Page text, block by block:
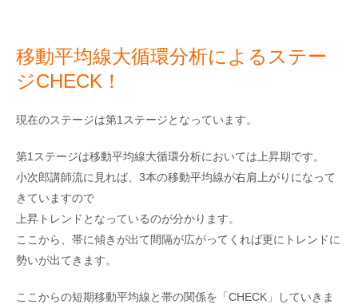
移動平均線大循環分析によるステー
ジCHECK！
現在のステージは第1ステージとなっています。
第1ステージは移動平均線大循環分析においては上昇期です。
小次郎講師流に見れば、3本の移動平均線が右肩上がりになって
きていますので
上昇トレンドとなっているのが分かります。
ここから、帯に傾きが出て間隔が広がってくれば更にトレンドに
勢いが出てきます。
ここからの短期移動平均線と帯の関係を「CHECK」していきま